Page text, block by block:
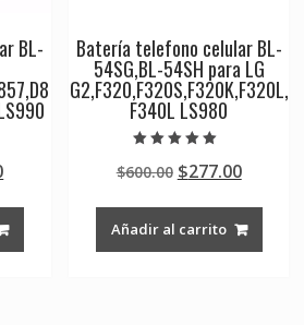
BL-
Current
$277.00.
Batería telefono celular BL-
54SG,BL-54SH para LG
G2,F320,F320S,F320K,F320L,
F340L LS980
5.00
de 5
$600.00 Original
was:
$600.00.
$277.00
Añadir al carrito